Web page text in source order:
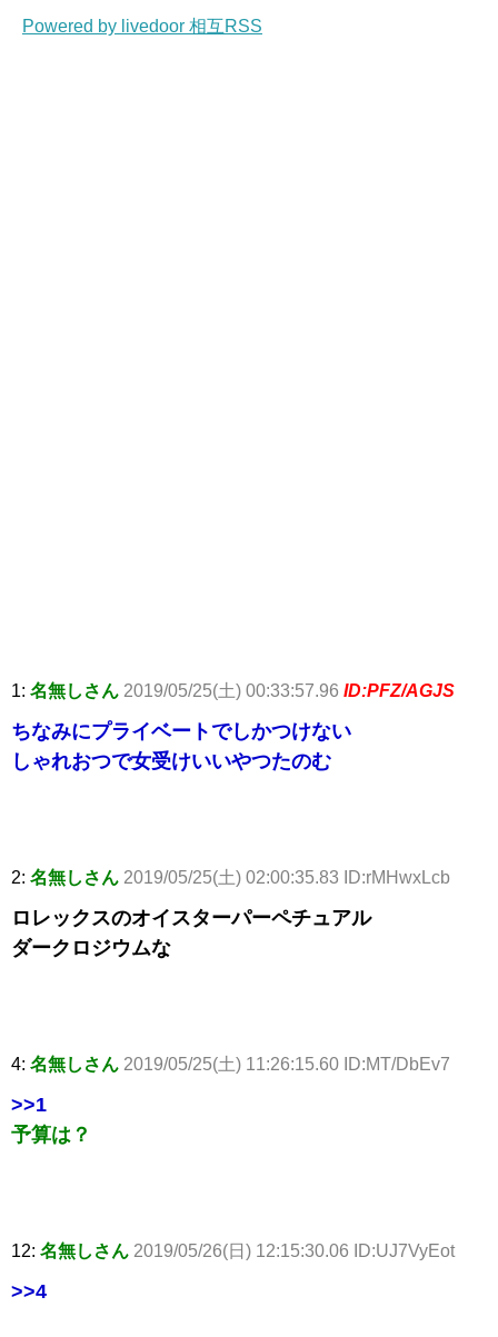
Powered by livedoor 相互RSS
1: 名無しさん 2019/05/25(土) 00:33:57.96 ID:PFZ/AGJS
ちなみにプライベートでしかつけない
しゃれおつで女受けいいやつたのむ
2: 名無しさん 2019/05/25(土) 02:00:35.83 ID:rMHwxLcb
ロレックスのオイスターパーペチュアル
ダークロジウムな
4: 名無しさん 2019/05/25(土) 11:26:15.60 ID:MT/DbEv7
>>1
予算は？
12: 名無しさん 2019/05/26(日) 12:15:30.06 ID:UJ7VyEot
>>4